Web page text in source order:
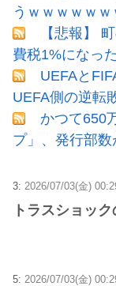
うｗｗｗｗｗｗ
【悲報】
費税1%になっ
UEFAと
UEFA側の逆転
かつて650
プ」、発行部
3: 2026/07/03(金)
トラスショッ
5: 2026/07/03(金)